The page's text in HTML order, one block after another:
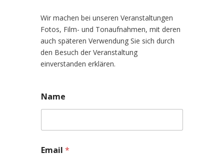
Wir machen bei unseren Veranstaltungen
Fotos, Film- und Tonaufnahmen, mit deren
auch späteren Verwendung Sie sich durch
den Besuch der Veranstaltung
einverstanden erklären.
Name
Email *